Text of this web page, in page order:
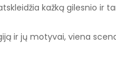
kažką gilesnio ir
ir jų motyvai, viena